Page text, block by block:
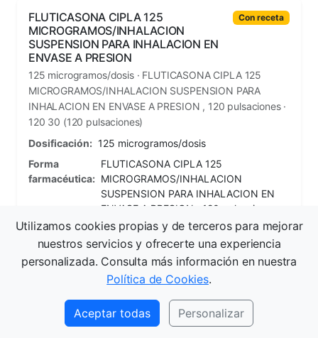
FLUTICASONA CIPLA 125
MICROGRAMOS/INHALACION
SUSPENSION PARA INHALACION EN
ENVASE A PRESION
Con receta
125 microgramos/dosis · FLUTICASONA CIPLA 125
MICROGRAMOS/INHALACION SUSPENSION PARA
INHALACION EN ENVASE A PRESION , 120 pulsaciones ·
120 30 (120 pulsaciones)
Dosificación: 125 microgramos/dosis
Forma
farmacéutica:
FLUTICASONA CIPLA 125
MICROGRAMOS/INHALACION
SUSPENSION PARA INHALACION EN
ENVASE A PRESION , 120 pulsaciones
Contenido: 120 30 (120 pulsaciones)
Dispensación: Con receta
FLUTICASONA ALDO-UNION 1
MG/ML SUSPENSION PARA
INHALACION POR NEBULIZADOR
Con receta
Utilizamos cookies propias y de terceros para mejorar
nuestros servicios y ofrecerte una experiencia
personalizada. Consulta más información en nuestra
Política de Cookies.
Aceptar todas Personalizar